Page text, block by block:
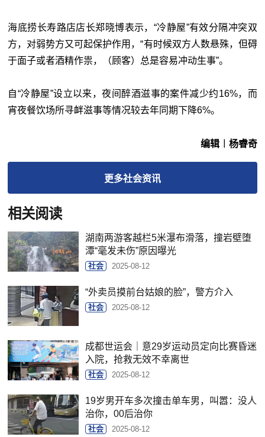
海底捞长寿路店店长郑晓博表示，“冷静屋”有效分隔冲突双
方，对弱势方又可起保护作用，“有时候双方人数悬殊，但碍
于面子或者酒精作祟，（顾客）总是容易冲动生事”。
自“冷静屋”设立以来，夜间醉酒滋事的案件减少约16%，而
宵夜餐饮场所寻衅滋事等情况较去年同期下降6%。
编辑︱杨睿奇
更多社会资讯
相关阅读
湖南两游客越栏5米瀑布滑落，撞岩壁堕
潭“毫发未伤”原因曝光
社会 2025-08-12
“外卖员摸前台姑娘的脸”，警方介入
社会 2025-08-12
成都世运会｜意29岁运动员定向比赛昏迷
入院，抢救无效不幸离世
社会 2025-08-12
19岁男开车多次撞击单车男，叫嚣：没人
治你，00后治你
社会 2025-08-12